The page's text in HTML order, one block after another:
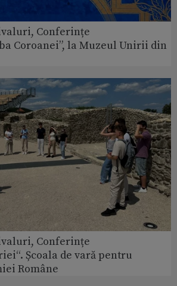
Conferințe
Coroanei”, la Muzeul Unirii din
Conferințe
Școala de vară pentru
Române